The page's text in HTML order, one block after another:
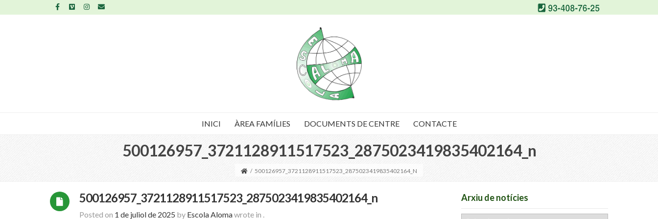
INICI ÀREA FAMÍLIES DOCUMENTS DE CENTRE CONTACTE
500126957_3721128911517523_2875023419835402164_n
/ 500126957_3721128911517523_2875023419835402164_N
500126957_3721128911517523_2875023419835402164_n
Posted on 1 de juliol de 2025 by Escola Alomawrote in .
Arxiu de notícies